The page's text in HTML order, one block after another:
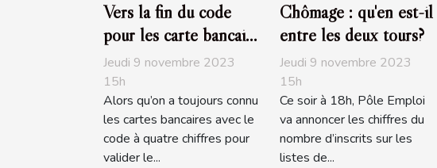
Vers la fin du code
pour les carte bancaire
?
Jeudi 9 novembre 2023
15h
Alors qu’on a toujours connu
les cartes bancaires avec le
code à quatre chiffres pour
valider le...
Chômage : qu'en est-il
entre les deux tours?
Jeudi 9 novembre 2023
15h
Ce soir à 18h, Pôle Emploi
va annoncer les chiffres du
nombre d’inscrits sur les
listes de...